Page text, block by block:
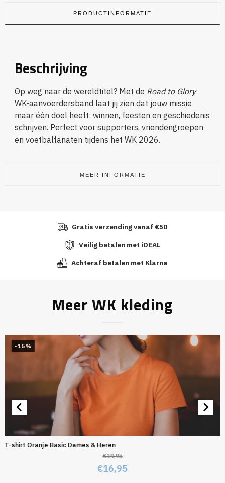
PRODUCTINFORMATIE
Beschrijving
Op weg naar de wereldtitel? Met de Road to Glory
WK-aanvoerdersband laat jij zien dat jouw missie
maar één doel heeft: winnen, feesten en geschiedenis
schrijven. Perfect voor supporters, vriendengroepen
en voetbalfanaten tijdens het WK 2026.
MEER INFORMATIE
Gratis verzending vanaf €50
Veilig betalen met iDEAL
Achteraf betalen met Klarna
Meer WK kleding
-15%
T-shirt Oranje Basic Dames & Heren
€19,95
Oorspronkelijke
€16,95Huidige